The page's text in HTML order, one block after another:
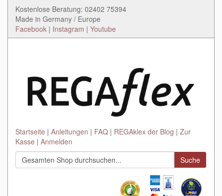
Kostenlose Beratung: 02402 75394
Made in Germany / Europe
Facebook | Instagram | Youtube
Startseite Anleitungen FAQ REGAklex der Blog
Zur
Kasse
Anmelden
Suche